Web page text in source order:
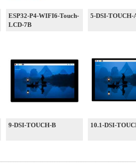
ESP32-P4-WIFI6-Touch-
LCD-7B
5-DSI-TOUCH-
9-DSI-TOUCH-B 10.1-DSI-